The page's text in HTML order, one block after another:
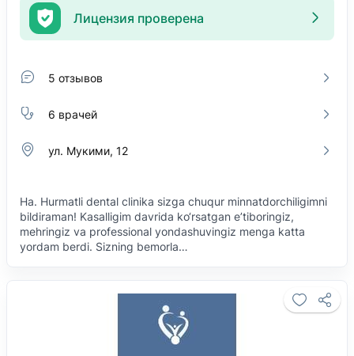
Лицензия проверена
5 отзывов
6 врачей
ул. Мукими, 12
Ha. Hurmatli dental clinika sizga chuqur minnatdorchiligimni
bildiraman! Kasalligim davrida ko‘rsatgan e’tiboringiz,
mehringiz va professional yondashuvingiz menga katta
yordam berdi. Sizning bemorla…